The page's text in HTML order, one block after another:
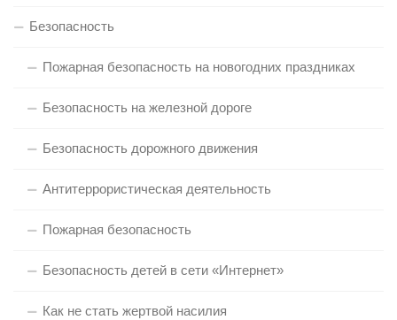
Безопасность
Пожарная безопасность на новогодних праздниках
Безопасность на железной дороге
Безопасность дорожного движения
Антитеррористическая деятельность
Пожарная безопасность
Безопасность детей в сети «Интернет»
Как не стать жертвой насилия